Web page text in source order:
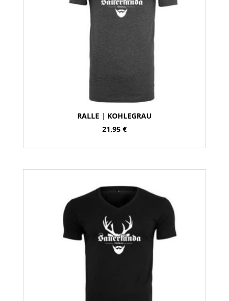
RALLE | KOHLEGRAU
21,95 €